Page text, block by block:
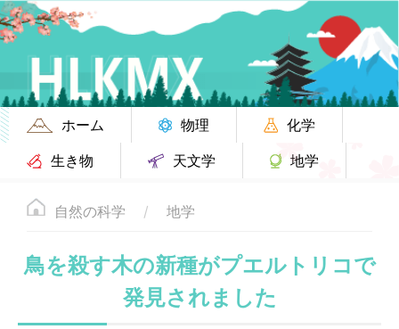
ホーム 物理
化学
生き物
天文学 地学
自然の科学 地学
鳥を殺す木の新種がプエルトリコで
発見されました